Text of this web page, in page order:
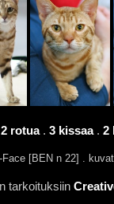
2 rotua. 3 kissaa. 2
[BEN n 22] . kuvat
tarkoituksiin